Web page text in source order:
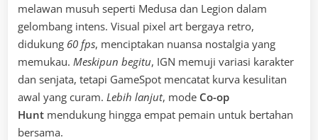
melawan musuh seperti Medusa dan Legion dalam
gelombang intens. Visual pixel art bergaya retro,
didukung 60 fps, menciptakan nuansa nostalgia yang
memukau. Meskipun begitu, IGN memuji variasi karakter
dan senjata, tetapi GameSpot mencatat kurva kesulitan
awal yang curam. Lebih lanjut, mode Co-op
Hunt mendukung hingga empat pemain untuk bertahan
bersama.